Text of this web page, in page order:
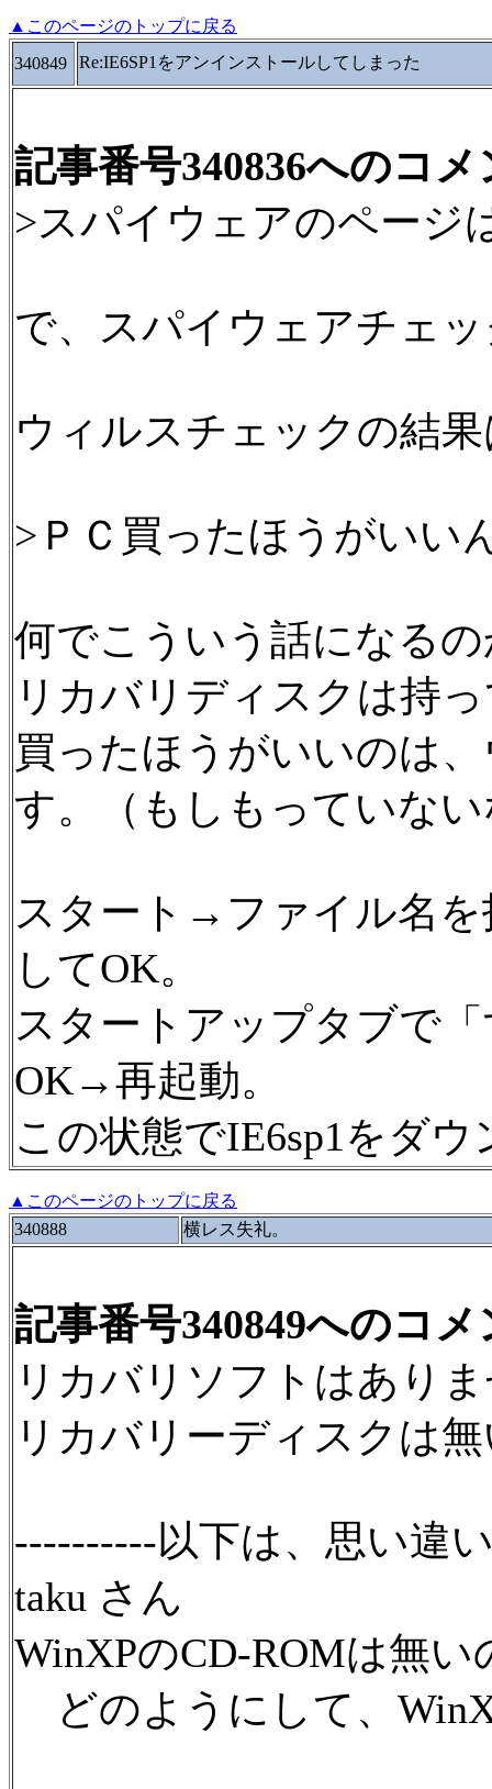
▲このページのトップに戻る
340849
Re:IE6SP1をアンインストールしてしまった
記事番号340836へのコメ
>スパイウェアのページ
で、スパイウェアチェ
ウィルスチェックの結
>ＰＣ買ったほうがいい
何でこういう話になる
リカバリディスクは持
買ったほうがいいのは
す。（もしもっていな
スタート→ファイル名
してOK。
スタートアップタブで
OK→再起動。
この状態でIE6sp1をダ
▲このページのトップに戻る
340888
横レス失礼。
記事番号340849へのコメ
リカバリソフトはあり
リカバリーディスクは
----------以下は、思い違
taku さん
WinXPのCD-ROMは無
どのようにして、